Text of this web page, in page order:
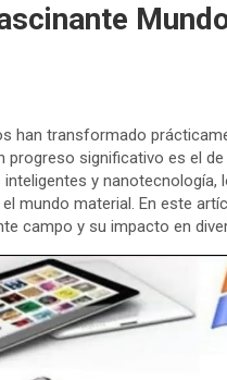
han transformado
significativo es el
y nanotecnología,
mundo material. En este
campo y su impacto en